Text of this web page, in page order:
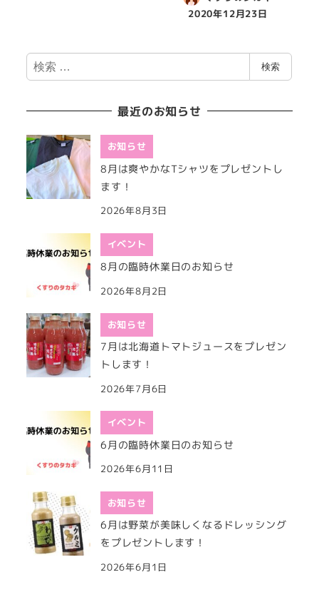
2020年12月23日
検
索
検索
最近のお知らせ
お知らせ
8月は爽やかなTシャツをプレゼントし
ます！
2026年8月3日
イベント
8月の臨時休業日のお知らせ
2026年8月2日
お知らせ
7月は北海道トマトジュースをプレゼン
トします！
2026年7月6日
イベント
6月の臨時休業日のお知らせ
2026年6月11日
お知らせ
6月は野菜が美味しくなるドレッシング
をプレゼントします！
2026年6月1日